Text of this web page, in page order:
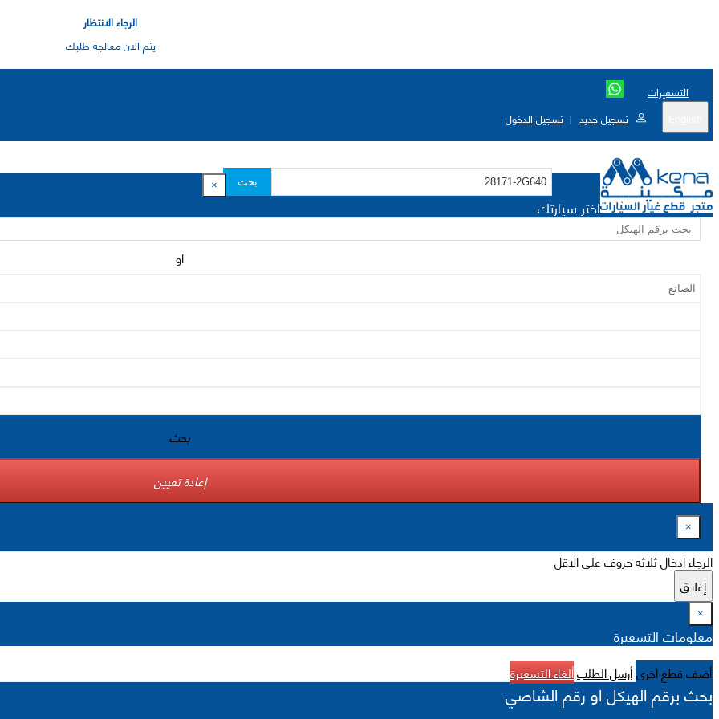
الرجاء الانتظار
يتم الان معالجة طلبك
التسعيرات
تسجيل جديد | تسجيل الدخول
بحث ×
اختر سيارتك
او
بحث
إعادة تعيين
×
الرجاء ادخال ثلاثة حروف على الاقل
إغلاق
×
معلومات التسعيرة
أضف قطع اخرىأرسل الطلبألغاء التسعيرة
بحث برقم الهيكل او رقم الشاصي